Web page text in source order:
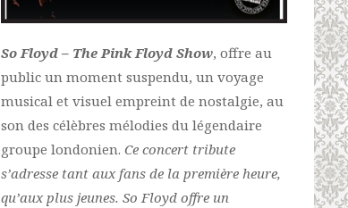
So Floyd – The Pink Floyd Show, offre au
public un moment suspendu, un voyage
musical et visuel empreint de nostalgie, au
son des célèbres mélodies du légendaire
groupe londonien. Ce concert tribute
s’adresse tant aux fans de la première heure,
qu’aux plus jeunes. So Floyd offre un